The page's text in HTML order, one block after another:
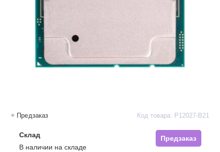
Предзаказ Код товара: P12027-B21
Склад
Предзаказ
В наличии на складе